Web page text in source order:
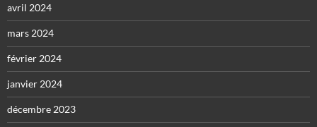
avril 2024
mars 2024
février 2024
janvier 2024
décembre 2023